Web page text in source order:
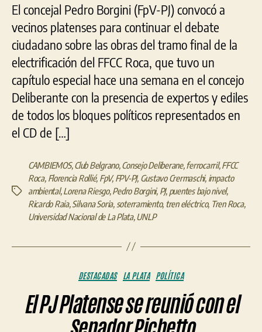
El concejal Pedro Borgini (FpV-PJ) convocó a
vecinos platenses para continuar el debate
ciudadano sobre las obras del tramo final de la
electrificación del FFCC Roca, que tuvo un
capítulo especial hace una semana en el concejo
Deliberante con la presencia de expertos y ediles
de todos los bloques políticos representados en
el CD de […]
Etiquetas
CAMBIEMOS,Club Belgrano,Consejo Deliberane,ferrocarril,FFCC
Roca, Florencia Rollié, FpV,FPV-PJ, Gustavo Crermaschi, impacto
ambiental,Lorena Riesgo,Pedro Borgini, PJ, puentes bajo nivel,
Ricardo Raia,Silvana Soria, soterramiento, tren eléctrico, Tren Roca,
Universidad Nacional de La Plata,UNLP
Categorías
DESTACADAS LA PLATA POLÍTICA
El PJ Platense se reunió con el